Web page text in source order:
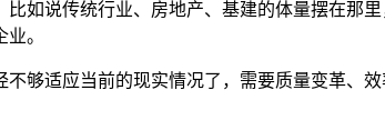
如说传统行业、房地产、基建的体量摆在那
。
够适应当前的现实情况了，需要质量变革、